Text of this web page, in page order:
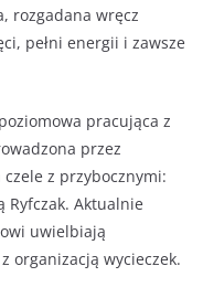
rozgadana wręcz
pełni energii i zawsze
pracująca z
przez
z przybocznymi:
Ryfczak. Aktualnie
uwielbiają
organizacją wycieczek.